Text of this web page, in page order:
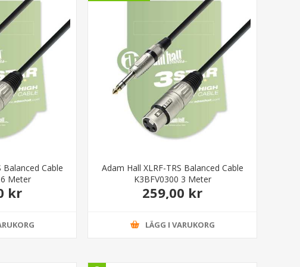
Balanced Cable
Meter
kr
Adam Hall XLRF-TRS Balanced Cable
K3BFV0300 3 Meter
259,00 kr
LÄGG I VARUKORG